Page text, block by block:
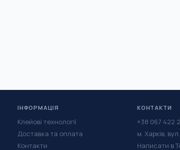
ІНФОРМАЦІЯ
Клейові технології
Доставка та оплата
Контакти
КОНТАКТИ
+38 067 422
м. Харків,
Написати в